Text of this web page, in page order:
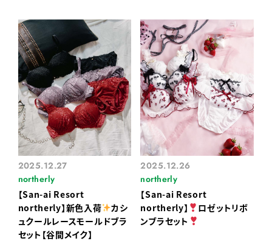
2025.12.27
northerly
【San-ai Resort
northerly】新色入荷
カシ
ュクールレースモールドブラ
セット【谷間メイク】
2025.12.26
northerly
【San-ai Resort
northerly】
ロゼットリボ
ンブラセット